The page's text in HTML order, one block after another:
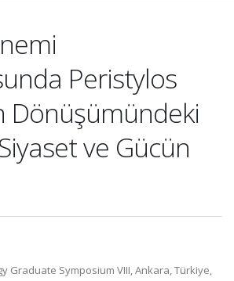
Peristylos
Dönüşümündeki
ve Gücün
Graduate Symposium VIII, Ankara, Türkiye,